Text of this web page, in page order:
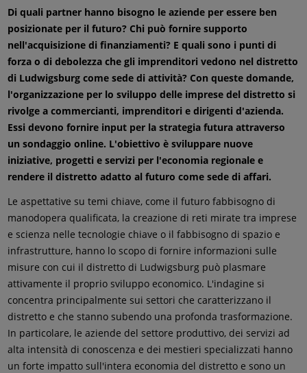
Di quali partner hanno bisogno le aziende per essere ben
posizionate per il futuro? Chi può fornire supporto
nell'acquisizione di finanziamenti? E quali sono i punti di
forza o di debolezza che gli imprenditori vedono nel distretto
di Ludwigsburg come sede di attività? Con queste domande,
l'organizzazione per lo sviluppo delle imprese del distretto si
rivolge a commercianti, imprenditori e dirigenti d'azienda.
Essi devono fornire input per la strategia futura attraverso
un sondaggio online. L'obiettivo è sviluppare nuove
iniziative, progetti e servizi per l'economia regionale e
rendere il distretto adatto al futuro come sede di affari.
Le aspettative su temi chiave, come il futuro fabbisogno di
manodopera qualificata, la creazione di reti mirate tra imprese
e scienza nelle tecnologie chiave o il fabbisogno di spazio e
infrastrutture, hanno lo scopo di fornire informazioni sulle
misure con cui il distretto di Ludwigsburg può plasmare
attivamente il proprio sviluppo economico. L'indagine si
concentra principalmente sui settori che caratterizzano il
distretto e che stanno subendo una profonda trasformazione.
In particolare, le aziende del settore produttivo, dei servizi ad
alta intensità di conoscenza e dei mestieri specializzati hanno
un forte impatto sull'intera economia del distretto e sono un